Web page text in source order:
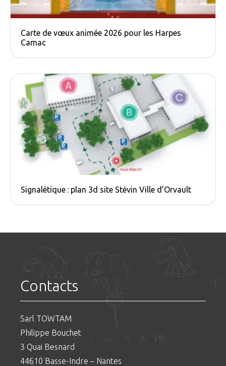
Carte de vœux animée 2026 pour les Harpes
Camac
Signalétique : plan 3d site Stévin Ville d’Orvault
Contacts
Sarl TOWTAM
Philippe Bouchet
3 Quai Besnard
44610 Basse-Indre – Nantes